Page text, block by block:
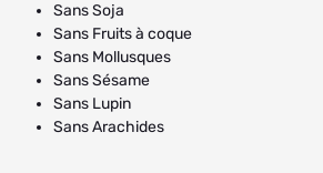
Sans Soja
Sans Fruits à coque
Sans Mollusques
Sans Sésame
Sans Lupin
Sans Arachides